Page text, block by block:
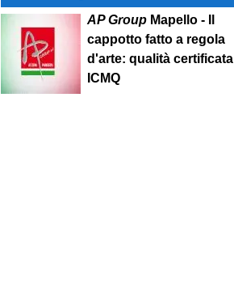
AP Group Mapello - Il
cappotto fatto a regola
d'arte: qualità certificata
ICMQ